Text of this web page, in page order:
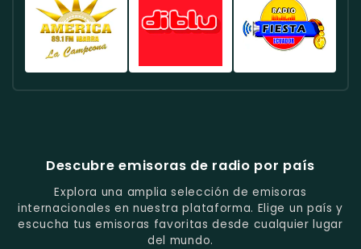
Y
Fútbol
Quito.
Actuales
En
Música
Quito.
Ecuador
Música
Tropical
Y
Ecuador
-
Programas
Ecuador
-
Emisora
Con
Música
Del
Recuerdo
En
Quito.
Estación
De
Los
Deportes
En
Guayaquil.
Populares
Y
Folclore
En
Azogues.
Descubre emisoras de radio por país
Explora una amplia selección de emisoras
internacionales en nuestra plataforma. Elige un país y
escucha tus emisoras favoritas desde cualquier lugar
del mundo.